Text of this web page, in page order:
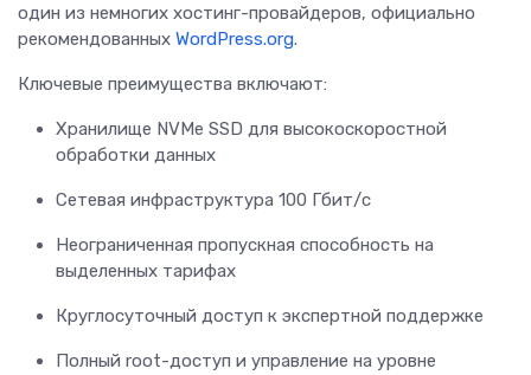
один из немногих хостинг-провайдеров, официально
рекомендованных WordPress.org.
Ключевые преимущества включают:
Хранилище NVMe SSD для высокоскоростной
обработки данных
Сетевая инфраструктура 100 Гбит/с
Неограниченная пропускная способность на
выделенных тарифах
Круглосуточный доступ к экспертной поддержке
Полный root-доступ и управление на уровне